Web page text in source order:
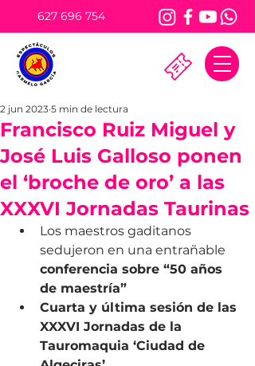
627 696 754
Francisco Ruiz Miguel y
José Luis Galloso ponen
el ‘broche de oro’ a las
XXXVI Jornadas Taurinas
2 jun 2023 5 min de lectura
Los maestros gaditanos
sedujeron en una entrañable
conferencia sobre “50 años
de maestría”
Cuarta y última sesión de las
XXXVI Jornadas de la
Tauromaquia ‘Ciudad de